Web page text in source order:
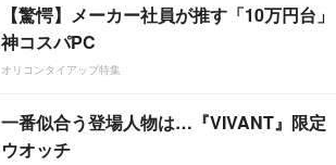
【驚愕】メーカー社員が推す「10万円台」
神コスパPC
オリコンタイアップ特集
一番似合う登場人物は…『VIVANT』限定
ウオッチ